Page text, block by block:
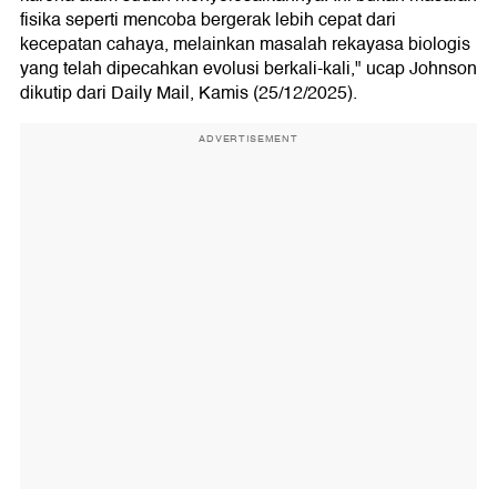
fisika seperti mencoba bergerak lebih cepat dari
kecepatan cahaya, melainkan masalah rekayasa biologis
yang telah dipecahkan evolusi berkali-kali," ucap Johnson
dikutip dari Daily Mail, Kamis (25/12/2025).
ADVERTISEMENT